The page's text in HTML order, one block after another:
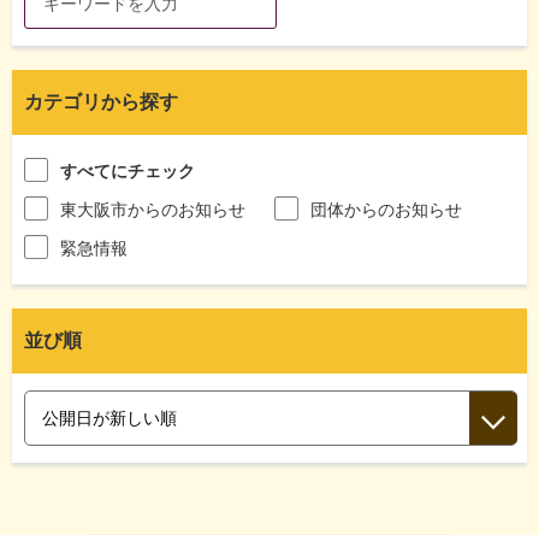
カテゴリから探す
すべてにチェック
東大阪市からのお知らせ
団体からのお知らせ
緊急情報
並び順